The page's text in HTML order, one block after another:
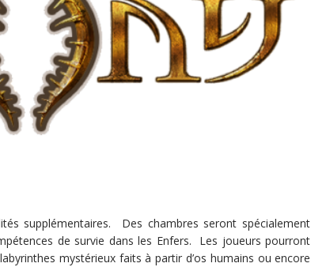
supplémentaires. Des chambres seront spécialement
de survie dans les Enfers. Les joueurs pourront
mystérieux faits à partir d’os humains ou encore